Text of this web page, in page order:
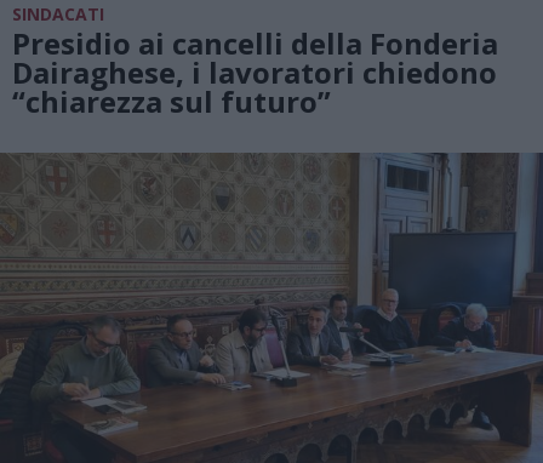
SINDACATI
Presidio ai cancelli della Fonderia
Dairaghese, i lavoratori chiedono
“chiarezza sul futuro”